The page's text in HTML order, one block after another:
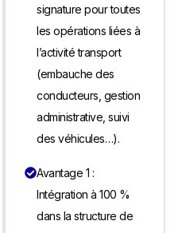
signature pour toutes
les opérations liées à
l’activité transport
(embauche des
conducteurs, gestion
administrative, suivi
des véhicules…).
Avantage 1 :
Intégration à 100 %
dans la structure de